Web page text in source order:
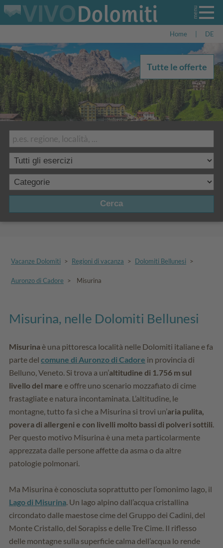
Home DE
Cerca
Tutte le offerte
Vacanze Dolomiti > Regioni di vacanza > Dolomiti Bellunesi >
Auronzo di Cadore > Misurina
Misurina, nelle Dolomiti Bellunesi
Misurinaè una pittoresca località nelle Dolomiti italiane e fa
parte del comune di Auronzo di Cadore in provincia di
Belluno, Veneto. Si trova a un’altitudine di 1.756 m sul
livello del mare e offre uno scenario mozzafiato di cime
frastagliate e natura incontaminata. L’altitudine, le
montagne, tutto fa sì che a Misurina si trovi un’aria pulita,
povera di allergeni e con livelli molto bassi di polveri sottili
Per questo motivo Misurina è una meta particolarmente
apprezzata dalle persone affette da asma o da altre
patologie polmonari.
Ma Misurina è conosciuta soprattutto per l’omonimo lago, il
Lago di Misurina . Un lago alpino dall’acqua cristallina
circondato dalle maestose cime del Gruppo dei Cadini, del
Monte Cristallo, del Sorapiss e delle Tre Cime. Il riflesso
delle montagne sulla superficie calma dell’acqua lo rende